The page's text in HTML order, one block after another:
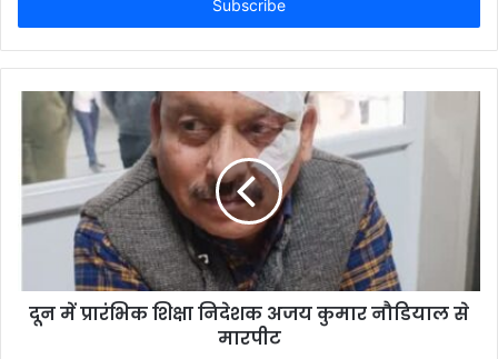
दून में प्रारंभिक शिक्षा निदेशक अजय कुमार नौडियाल से
मारपीट